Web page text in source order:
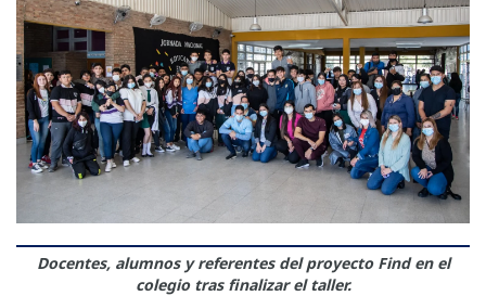
Docentes, alumnos y referentes del proyecto Find en el
colegio tras finalizar el taller.